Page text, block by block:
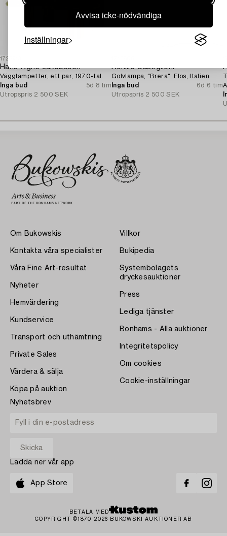
Avvisa icke-nödvändiga
Inställningar
1726913
Hans-Agne Jakobsson
Vägglampetter, ett par, 1970-tal.
Inga bud
5d 8 tim
Utropspris 2 500 SEK
Achille Castiglioni
Golvlampa, "Brera", Flos, Italien.
Inga bud
6d 6 tim
Utropspris 2 500 SEK
Om Bukowskis
Kontakta våra specialister
Våra Fine Art-resultat
Nyheter
Hemvärdering
Kundservice
Transport och uthämtning
Private Sales
Värdera & sälja
Köpa på auktion
Villkor
Bukipedia
Systembolagets
dryckesauktioner
Press
Lediga tjänster
Bonhams - Alla auktioner
Integritetspolicy
Om cookies
Cookie-inställningar
Nyhetsbrev
Ladda ner vår app
App Store
BETALA MED
COPYRIGHT ©1870-2026 BUKOWSKI AUKTIONER AB